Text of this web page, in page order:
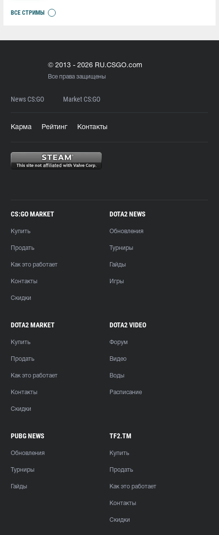
ВСЕ СТРИМЫ
© 2013 - 2026 RU.CSGO.com
Все права защищены
News CS:GO Market CS:GO
Карма Рейтинг Контакты
CS:GO MARKET
Купить
Продать
Как это работает
Контакты
Скидки
DOTA2 NEWS
Обновления
Турниры
Гайды
Игры
DOTA2 MARKET
Купить
Продать
Как это работает
Контакты
Скидки
DOTA2 VIDEO
Форум
Видео
Воды
Расписание
PUBG NEWS
Обновления
Турниры
Гайды
TF2.TM
Купить
Продать
Как это работает
Контакты
Скидки